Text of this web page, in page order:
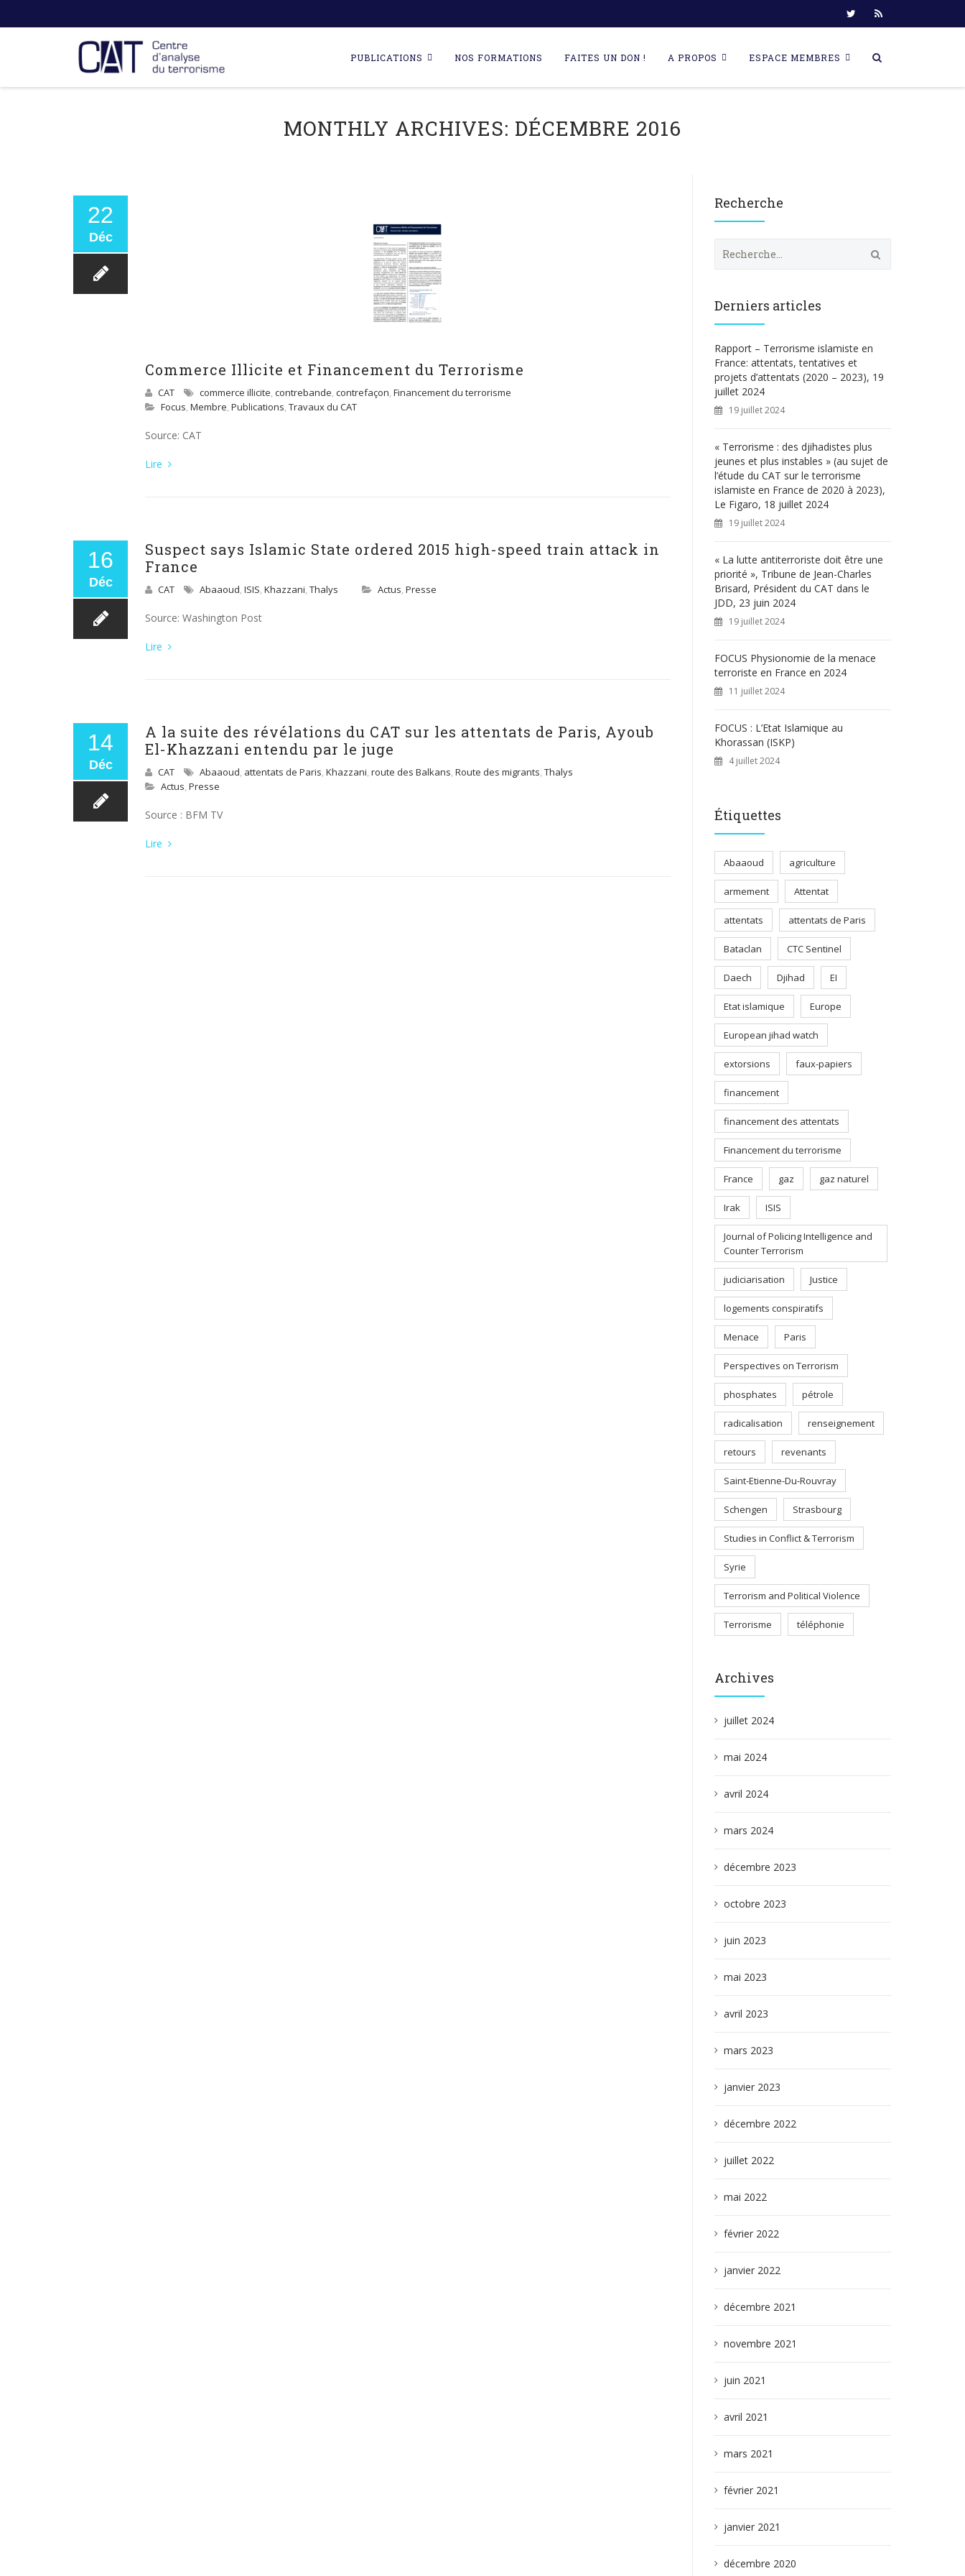
content
PUBLICATIONS NOS FORMATIONS FAITES UN DON ! A PROPOS ESPACE MEMBRES
MONTHLY ARCHIVES: DÉCEMBRE 2016
22
Déc
Commerce Illicite et Financement du Terrorisme
CAT commerce illicite, contrebande, contrefaçon, Financement du terrorisme
Focus, Membre, Publications, Travaux du CAT
Source: CAT
Lire
16
Déc
Suspect says Islamic State ordered 2015 high-speed train attack in
France
CAT Abaaoud, ISIS, Khazzani, Thalys Actus, Presse
Source: Washington Post
Lire
14
Déc
A la suite des révélations du CAT sur les attentats de Paris, Ayoub
El-Khazzani entendu par le juge
CAT Abaaoud, attentats de Paris, Khazzani, route des Balkans, Route des migrants, Thalys
Actus, Presse
Source : BFM TV
Lire
Recherche
e
h
e
r
:
Derniers articles
Rapport – Terrorisme islamiste en
France: attentats, tentatives et
projets d’attentats (2020 – 2023), 19
juillet 2024
19 juillet 2024
« Terrorisme : des djihadistes plus
jeunes et plus instables » (au sujet de
l’étude du CAT sur le terrorisme
islamiste en France de 2020 à 2023),
Le Figaro, 18 juillet 2024
19 juillet 2024
« La lutte antiterroriste doit être une
priorité », Tribune de Jean-Charles
Brisard, Président du CAT dans le
JDD, 23 juin 2024
19 juillet 2024
FOCUS Physionomie de la menace
terroriste en France en 2024
11 juillet 2024
FOCUS : L’Etat Islamique au
Khorassan (ISKP)
4 juillet 2024
Étiquettes
Abaaoud agriculture
armement Attentat
attentats attentats de Paris
Bataclan CTC Sentinel
Daech Djihad EI
Etat islamique Europe
European jihad watch
extorsions faux-papiers
financement
financement des attentats
Financement du terrorisme
France gaz gaz naturel
Irak ISIS
Journal of Policing Intelligence and
Counter Terrorism
judiciarisation Justice
logements conspiratifs
Menace Paris
Perspectives on Terrorism
phosphates pétrole
radicalisation renseignement
retours revenants
Saint-Etienne-Du-Rouvray
Schengen Strasbourg
Studies in Conflict & Terrorism
Syrie
Terrorism and Political Violence
Terrorisme téléphonie
Archives
juillet 2024
mai 2024
avril 2024
mars 2024
décembre 2023
octobre 2023
juin 2023
mai 2023
avril 2023
mars 2023
janvier 2023
décembre 2022
juillet 2022
mai 2022
février 2022
janvier 2022
décembre 2021
novembre 2021
juin 2021
avril 2021
mars 2021
février 2021
janvier 2021
décembre 2020